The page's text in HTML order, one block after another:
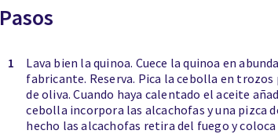
Pasos
1
Lava bien la quinoa. Cuece la quinoa en
fabricante. Reserva. Pica la cebolla en
de oliva. Cuando haya calentado el aceite
cebolla incorpora las alcachofas y una pizca
hecho las alcachofas retira del fuego y